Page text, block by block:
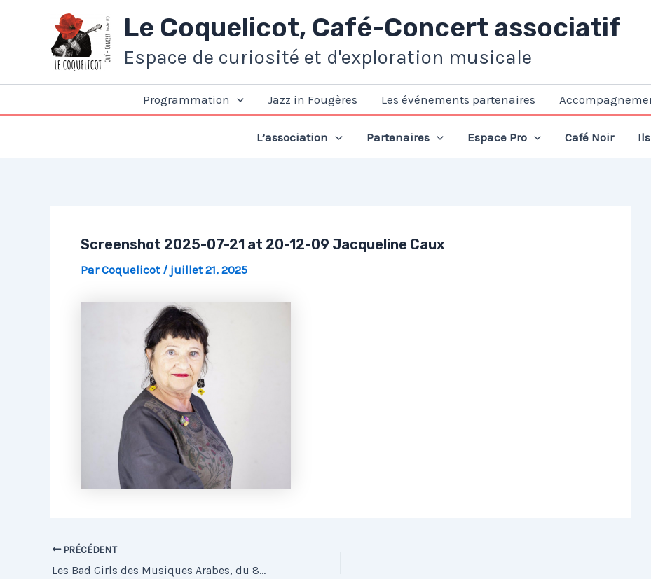
Le Coquelicot, Café-Concert associatif
Espace de curiosité et d'exploration musicale
Programmation Jazz in Fougères Les événements partenaires
L’association Partenaires Espace Pro Café Noir
Screenshot 2025-07-21 at 20-12-09 Jacqueline Caux
ParCoquelicot / juillet 21, 2025
PRÉCÉDENT
Les Bad Girls des Musiques Arabes, du 8ème siècle à nos jours – Jacqueline Caux